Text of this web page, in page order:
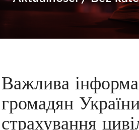
Важлива
громадян
страхування